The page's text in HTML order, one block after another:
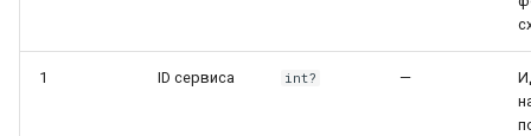
1 ID сервиса int? —